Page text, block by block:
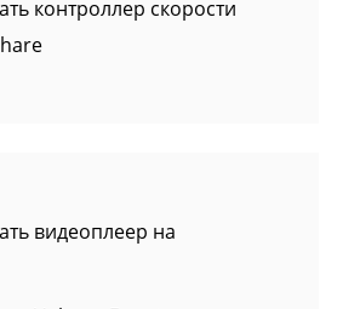
Volume Booster на